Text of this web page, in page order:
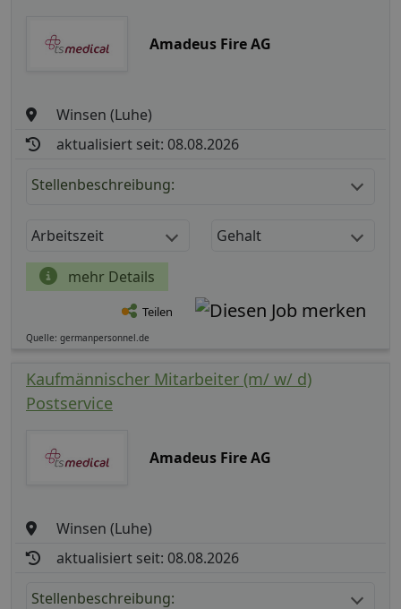
Amadeus Fire AG
Winsen (Luhe)
aktualisiert seit: 08.08.2026
Stellenbeschreibung:
Arbeitszeit Gehalt
mehr Details
Teilen
Quelle: germanpersonnel.de
Kaufmännischer Mitarbeiter (m/ w/ d)
Postservice
Amadeus Fire AG
Winsen (Luhe)
aktualisiert seit: 08.08.2026
Stellenbeschreibung: